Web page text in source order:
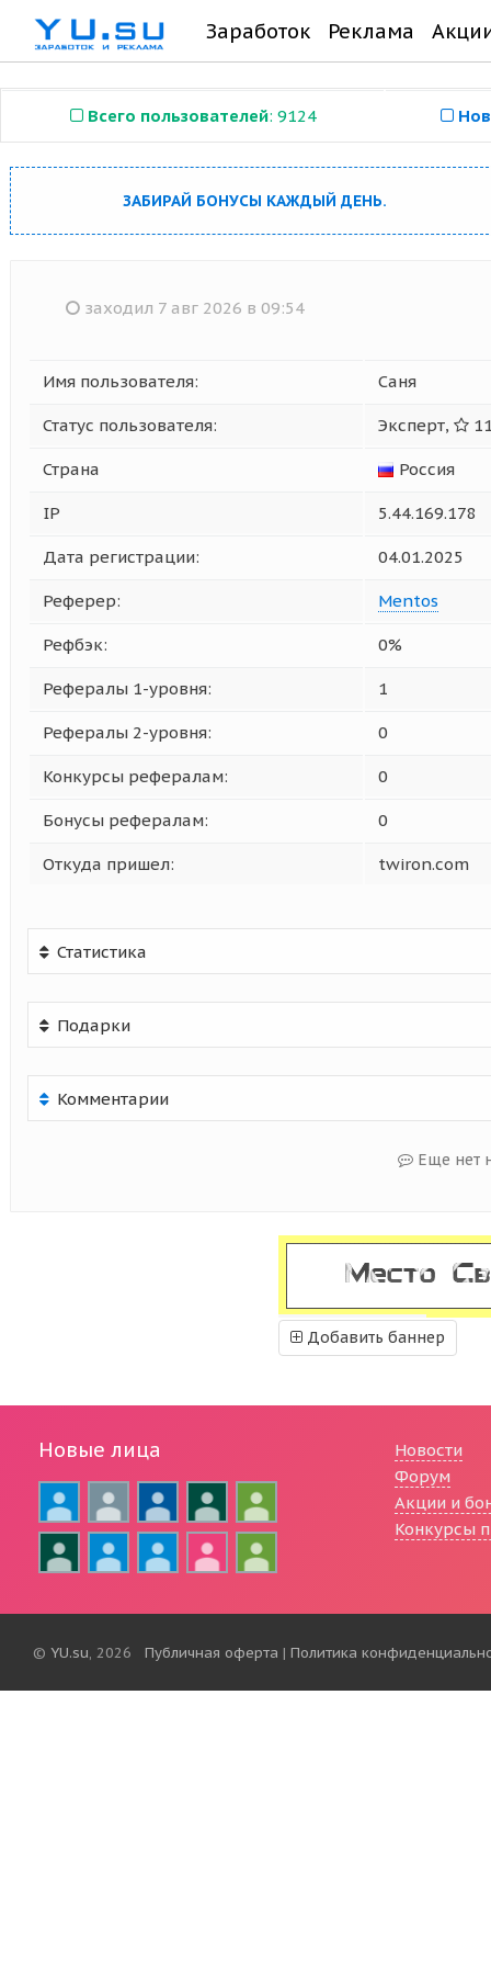
Заработок Реклама
Всего пользователей: 9124
ЗАБИРАЙ БОНУСЫ КАЖДЫЙ ДЕНЬ.
заходил 7 авг 2026 в 09:54
Имя пользователя: Саня
Статус пользователя: Эксперт,
Страна Россия
IP 5.44.169.178
Дата регистрации: 04.01.2025
Реферер: Mentos
Рефбэк: 0%
Рефералы 1-уровня: 1
Рефералы 2-уровня: 0
Конкурсы рефералам: 0
Бонусы рефералам: 0
Откуда пришел: twiron.com
Статистика
Подарки
Комментарии
Еще нет
Добавить баннер
Новые лица
Новости
Форум
Акции и
Конкурсы
© YU.su, 2026 Публичная оферта | Политика